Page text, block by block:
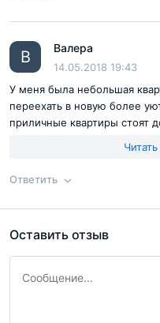
Согласен справилами
Отправить
Ответ на отзыв
Согласен справилами
В Валера
14.05.2018 19:43
У меня была небольшая
переехать в новую более
приличные квартиры стоят
купить в нем квартиру.
Ответить
Ответ на отзыв
Оставить отзыв